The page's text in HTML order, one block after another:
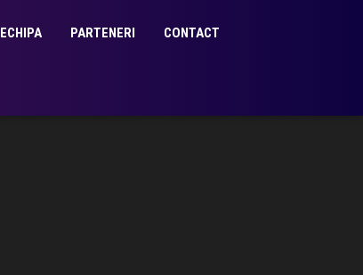
ECHIPA PARTENERI CONTACT